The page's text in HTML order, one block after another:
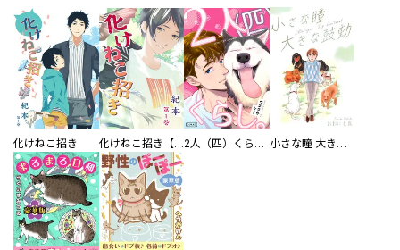
化けねこ招き 化けねこ招き【描きおろし付合冊版】 2人（匹）くらし。 小さな瞳 大きな鼓動